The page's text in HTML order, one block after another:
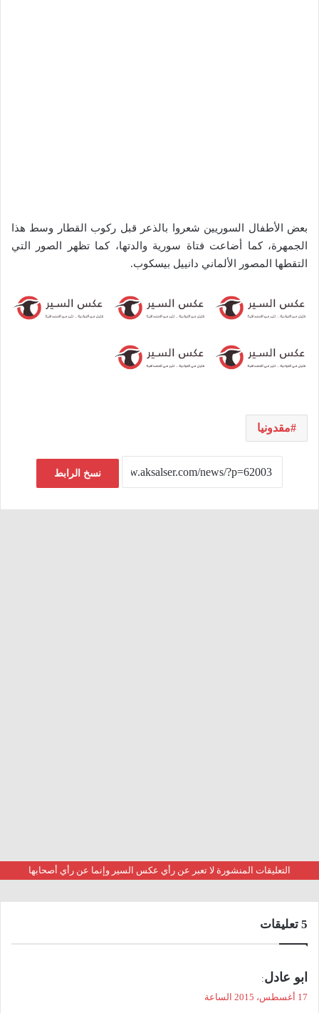
بعض الأطفال السوريين شعروا بالذعر قبل ركوب القطار وسط هذا
الجمهرة، كما أضاعت فتاة سورية والدتها، كما تظهر الصور التي
التقطها المصور الألماني دانييل بيسكوب.
مقدونيا
نسخ الرابط
التعليقات المنشورة لا تعبر عن رأي عكس السير وإنما عن رأي أصحابها
‫5 تعليقات
يابو عادل:
17 أغسطس، 2015 الساعة